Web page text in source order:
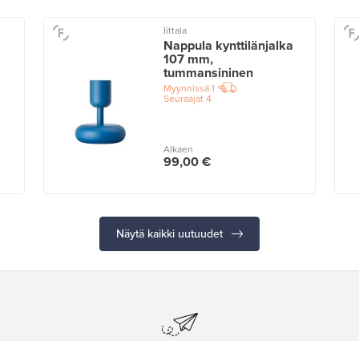
Iittala
Nappula kynttilänjalka
107 mm,
tummansininen
Myynnissä1
Seuraajat4
Alkaen
99,00 €
Näytä kaikki uutuudet